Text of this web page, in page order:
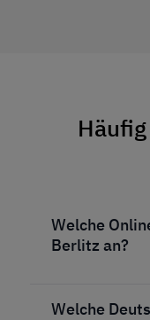
Welche
Berlitz an?
Welche